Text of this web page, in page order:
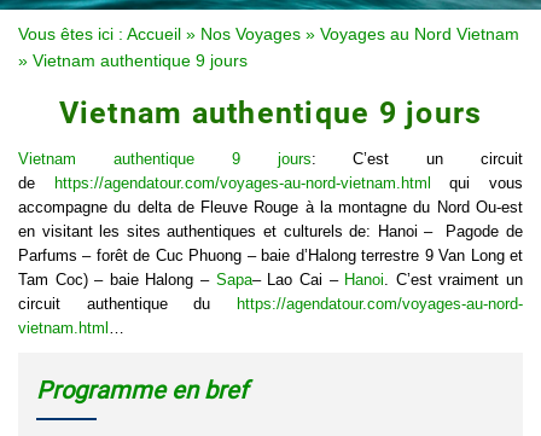
Vous êtes ici : Accueil » Nos Voyages » Voyages au Nord Vietnam
» Vietnam authentique 9 jours
Vietnam authentique 9 jours
Vietnam authentique 9 jours: C’est un circuit
de https://agendatour.com/voyages-au-nord-vietnam.html qui vous
accompagne du delta de Fleuve Rouge à la montagne du Nord Ou-est
en visitant les sites authentiques et culturels de: Hanoi – Pagode de
Parfums – forêt de Cuc Phuong – baie d’Halong terrestre 9 Van Long et
Tam Coc) – baie Halong – Sapa– Lao Cai – Hanoi . C’est vraiment un
circuit authentique du https://agendatour.com/voyages-au-nord-
vietnam.html
Programme en bref